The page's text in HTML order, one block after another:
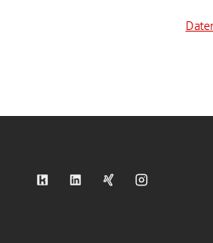
S-Kreditpartner auf Kununu
S-Kreditpartner auf LinkedIn
S-Kreditpartner auf
S-